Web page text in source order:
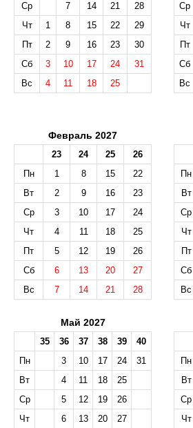
Ср
7 14 21
28
Чт
1 8 15 22
29
Пт
2 9 16 23
30
Сб
3 10 17 24
31
Вс
4 11 18 25
Ср
Чт
Пт
Сб
Вс
Февраль 2027
23 24 25
26
Пн
1 8 15
22
Вт
2 9 16
23
Ср
3 10 17
24
Чт
4 11 18
25
Пт
5 12 19
26
Сб
6 13 20
27
Вс
7 14 21 28
Пн
Вт
Ср
Чт
Пт
Сб
Вс
Май 2027
35 36 37 38 39
40
Пн
3 10 17 24
31
Вт
4 11 18
25
Ср
5 12 19
26
Чт
6 13 20 27
Пн
Вт
Ср
Чт